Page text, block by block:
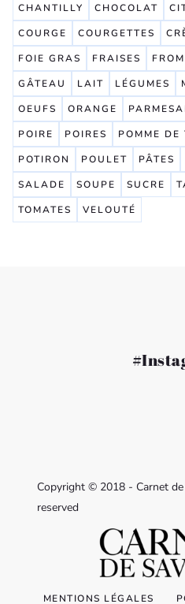
CHANTILLY
CHOCOLAT
COURGE
COURGETTES
FOIE GRAS
FRAISES
GÂTEAU
LAIT LÉGUMES
OEUFS
ORANGE
POIRE
POIRES POMME DE
POTIRON
POULET PÂTES
SALADE
SOUPE SUCRE
TOMATES
VELOUTÉ
Copyright © 2018 - Carnet
reserved
MENTIONS LÉGALES